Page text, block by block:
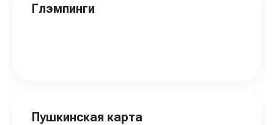
Глэмпинги
Пушкинская карта